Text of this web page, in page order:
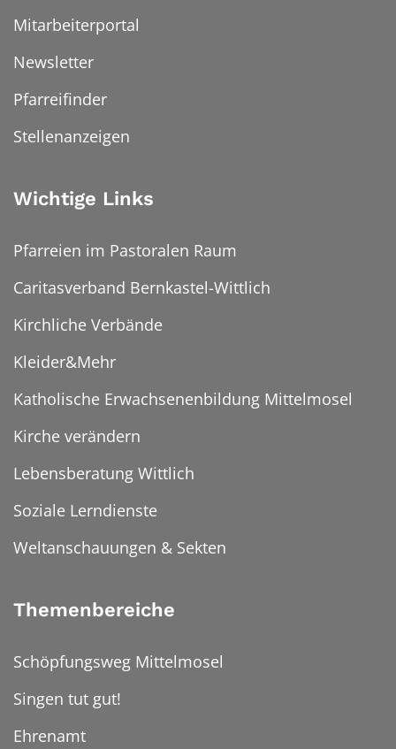
Mitarbeiterportal
Newsletter
Pfarreifinder
Stellenanzeigen
Wichtige Links
Pfarreien im Pastoralen Raum
Caritasverband Bernkastel-Wittlich
Kirchliche Verbände
Kleider&Mehr
Katholische Erwachsenenbildung Mittelmosel
Kirche verändern
Lebensberatung Wittlich
Soziale Lerndienste
Weltanschauungen & Sekten
Themenbereiche
Schöpfungsweg Mittelmosel
Singen tut gut!
Ehrenamt